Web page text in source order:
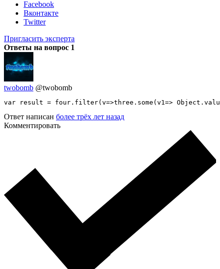
Facebook
Вконтакте
Twitter
Пригласить эксперта
Ответы на вопрос 1
twobomb @twobomb
var result = four.filter(v=>three.some(v1=>
Ответ написан более трёх лет назад
Комментировать